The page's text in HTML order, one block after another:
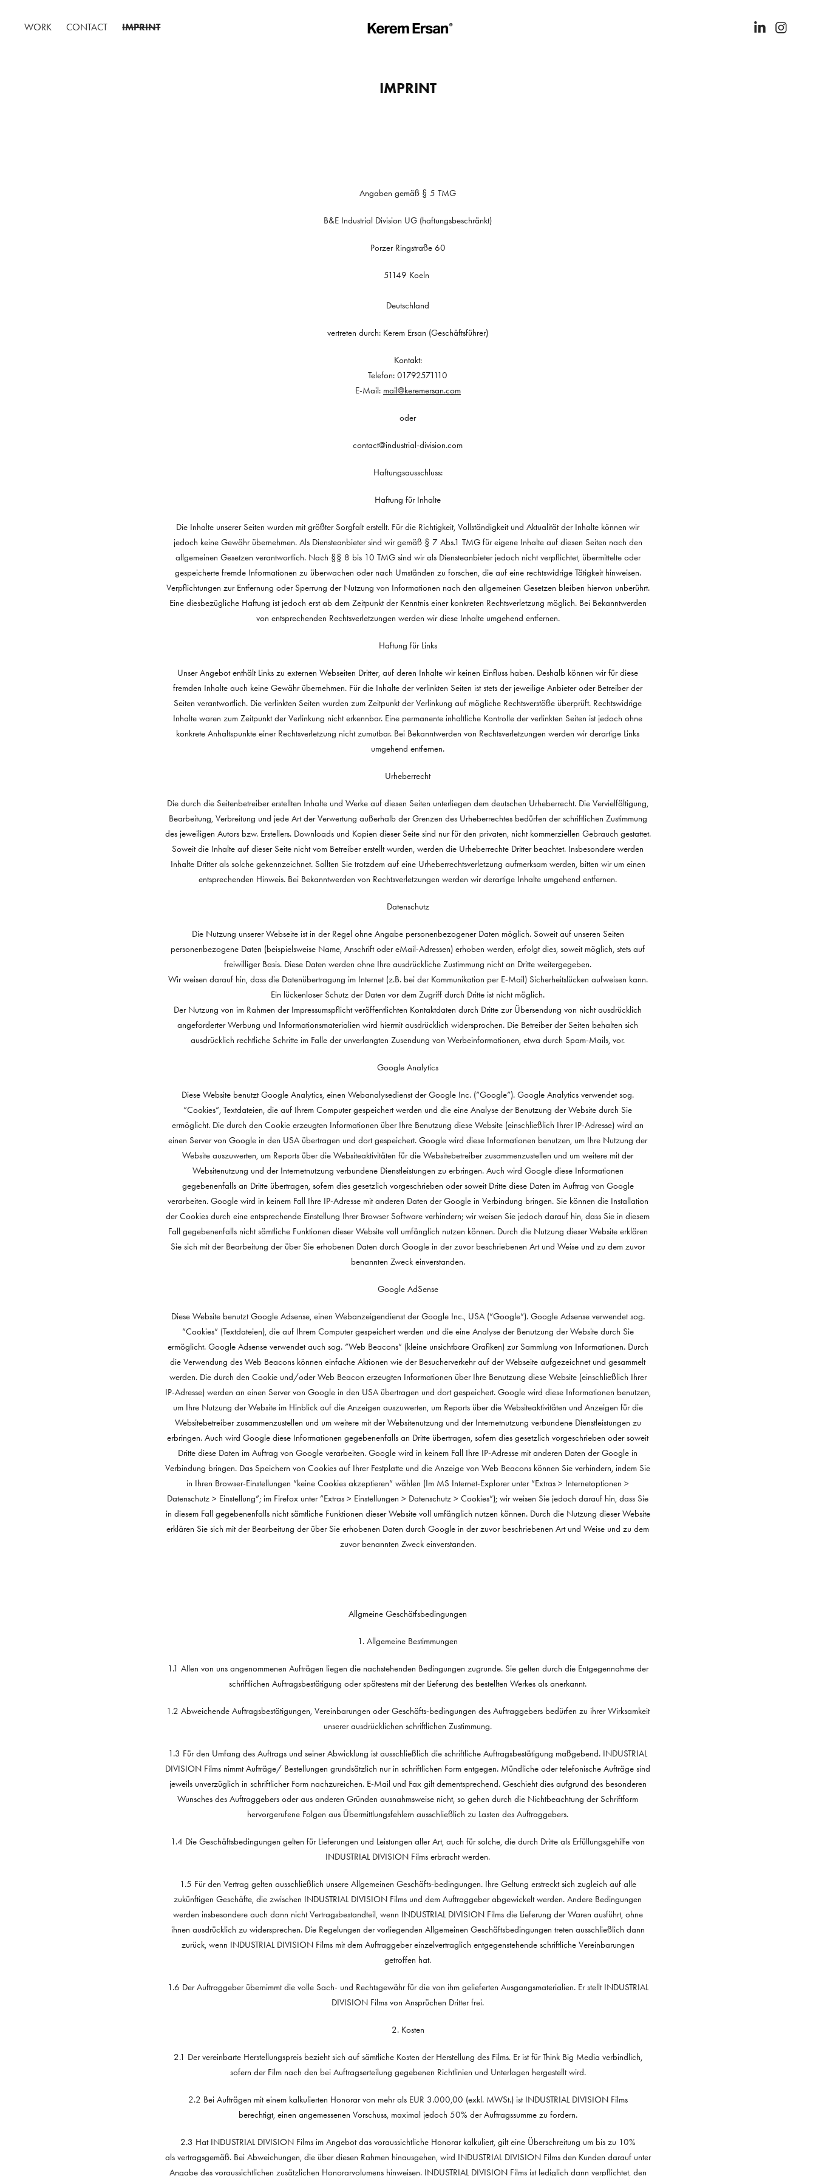
WORK CONTACT IMPRINT
IMPRINT
Angaben gemäß § 5 TMG
B&E Industrial Division UG (haftungsbeschränkt)
Porzer Ringstraße 60
51149 Koeln
Deutschland
vertreten durch: Kerem Ersan (Geschäftsführer)
Kontakt:
Telefon: 01792571110
E-Mail: mail@keremersan.com
oder
contact@industrial-division.com
Haftungsausschluss:
Haftung für Inhalte
Die Inhalte unserer Seiten wurden mit größter Sorgfalt erstellt. Für die Richtigkeit, Vollständigkeit und Aktualität der Inhalte können wir
jedoch keine Gewähr übernehmen. Als Diensteanbieter sind wir gemäß § 7 Abs.1 TMG für eigene Inhalte auf diesen Seiten nach den
allgemeinen Gesetzen verantwortlich. Nach §§ 8 bis 10 TMG sind wir als Diensteanbieter jedoch nicht verpflichtet, übermittelte oder
gespeicherte fremde Informationen zu überwachen oder nach Umständen zu forschen, die auf eine rechtswidrige Tätigkeit hinweisen.
Verpflichtungen zur Entfernung oder Sperrung der Nutzung von Informationen nach den allgemeinen Gesetzen bleiben hiervon unberührt.
Eine diesbezügliche Haftung ist jedoch erst ab dem Zeitpunkt der Kenntnis einer konkreten Rechtsverletzung möglich. Bei Bekanntwerden
von entsprechenden Rechtsverletzungen werden wir diese Inhalte umgehend entfernen.
Haftung für Links
Unser Angebot enthält Links zu externen Webseiten Dritter, auf deren Inhalte wir keinen Einfluss haben. Deshalb können wir für diese
fremden Inhalte auch keine Gewähr übernehmen. Für die Inhalte der verlinkten Seiten ist stets der jeweilige Anbieter oder Betreiber der
Seiten verantwortlich. Die verlinkten Seiten wurden zum Zeitpunkt der Verlinkung auf mögliche Rechtsverstöße überprüft. Rechtswidrige
Inhalte waren zum Zeitpunkt der Verlinkung nicht erkennbar. Eine permanente inhaltliche Kontrolle der verlinkten Seiten ist jedoch ohne
konkrete Anhaltspunkte einer Rechtsverletzung nicht zumutbar. Bei Bekanntwerden von Rechtsverletzungen werden wir derartige Links
umgehend entfernen.
Urheberrecht
Die durch die Seitenbetreiber erstellten Inhalte und Werke auf diesen Seiten unterliegen dem deutschen Urheberrecht. Die Vervielfältigung,
Bearbeitung, Verbreitung und jede Art der Verwertung außerhalb der Grenzen des Urheberrechtes bedürfen der schriftlichen Zustimmung
des jeweiligen Autors bzw. Erstellers. Downloads und Kopien dieser Seite sind nur für den privaten, nicht kommerziellen Gebrauch gestattet.
Soweit die Inhalte auf dieser Seite nicht vom Betreiber erstellt wurden, werden die Urheberrechte Dritter beachtet. Insbesondere werden
Inhalte Dritter als solche gekennzeichnet. Sollten Sie trotzdem auf eine Urheberrechtsverletzung aufmerksam werden, bitten wir um einen
entsprechenden Hinweis. Bei Bekanntwerden von Rechtsverletzungen werden wir derartige Inhalte umgehend entfernen.
Datenschutz
Die Nutzung unserer Webseite ist in der Regel ohne Angabe personenbezogener Daten möglich. Soweit auf unseren Seiten
personenbezogene Daten (beispielsweise Name, Anschrift oder eMail-Adressen) erhoben werden, erfolgt dies, soweit möglich, stets auf
freiwilliger Basis. Diese Daten werden ohne Ihre ausdrückliche Zustimmung nicht an Dritte weitergegeben.
Wir weisen darauf hin, dass die Datenübertragung im Internet (z.B. bei der Kommunikation per E-Mail) Sicherheitslücken aufweisen kann.
Ein lückenloser Schutz der Daten vor dem Zugriff durch Dritte ist nicht möglich.
Der Nutzung von im Rahmen der Impressumspflicht veröffentlichten Kontaktdaten durch Dritte zur Übersendung von nicht ausdrücklich
angeforderter Werbung und Informationsmaterialien wird hiermit ausdrücklich widersprochen. Die Betreiber der Seiten behalten sich
ausdrücklich rechtliche Schritte im Falle der unverlangten Zusendung von Werbeinformationen, etwa durch Spam-Mails, vor.
Google Analytics
Diese Website benutzt Google Analytics, einen Webanalysedienst der Google Inc. (”Google”). Google Analytics verwendet sog.
”Cookies”, Textdateien, die auf Ihrem Computer gespeichert werden und die eine Analyse der Benutzung der Website durch Sie
ermöglicht. Die durch den Cookie erzeugten Informationen über Ihre Benutzung diese Website (einschließlich Ihrer IP-Adresse) wird an
einen Server von Google in den USA übertragen und dort gespeichert. Google wird diese Informationen benutzen, um Ihre Nutzung der
Website auszuwerten, um Reports über die Websiteaktivitäten für die Websitebetreiber zusammenzustellen und um weitere mit der
Websitenutzung und der Internetnutzung verbundene Dienstleistungen zu erbringen. Auch wird Google diese Informationen
gegebenenfalls an Dritte übertragen, sofern dies gesetzlich vorgeschrieben oder soweit Dritte diese Daten im Auftrag von Google
verarbeiten. Google wird in keinem Fall Ihre IP-Adresse mit anderen Daten der Google in Verbindung bringen. Sie können die Installation
der Cookies durch eine entsprechende Einstellung Ihrer Browser Software verhindern; wir weisen Sie jedoch darauf hin, dass Sie in diesem
Fall gegebenenfalls nicht sämtliche Funktionen dieser Website voll umfänglich nutzen können. Durch die Nutzung dieser Website erklären
Sie sich mit der Bearbeitung der über Sie erhobenen Daten durch Google in der zuvor beschriebenen Art und Weise und zu dem zuvor
benannten Zweck einverstanden.
Google AdSense
Diese Website benutzt Google Adsense, einen Webanzeigendienst der Google Inc., USA (”Google”). Google Adsense verwendet sog.
”Cookies” (Textdateien), die auf Ihrem Computer gespeichert werden und die eine Analyse der Benutzung der Website durch Sie
ermöglicht. Google Adsense verwendet auch sog. ”Web Beacons” (kleine unsichtbare Grafiken) zur Sammlung von Informationen. Durch
die Verwendung des Web Beacons können einfache Aktionen wie der Besucherverkehr auf der Webseite aufgezeichnet und gesammelt
werden. Die durch den Cookie und/oder Web Beacon erzeugten Informationen über Ihre Benutzung diese Website (einschließlich Ihrer
IP-Adresse) werden an einen Server von Google in den USA übertragen und dort gespeichert. Google wird diese Informationen benutzen,
um Ihre Nutzung der Website im Hinblick auf die Anzeigen auszuwerten, um Reports über die Websiteaktivitäten und Anzeigen für die
Websitebetreiber zusammenzustellen und um weitere mit der Websitenutzung und der Internetnutzung verbundene Dienstleistungen zu
erbringen. Auch wird Google diese Informationen gegebenenfalls an Dritte übertragen, sofern dies gesetzlich vorgeschrieben oder soweit
Dritte diese Daten im Auftrag von Google verarbeiten. Google wird in keinem Fall Ihre IP-Adresse mit anderen Daten der Google in
Verbindung bringen. Das Speichern von Cookies auf Ihrer Festplatte und die Anzeige von Web Beacons können Sie verhindern, indem Sie
in Ihren Browser-Einstellungen ”keine Cookies akzeptieren” wählen (Im MS Internet-Explorer unter ”Extras > Internetoptionen >
Datenschutz > Einstellung”; im Firefox unter ”Extras > Einstellungen > Datenschutz > Cookies”); wir weisen Sie jedoch darauf hin, dass Sie
in diesem Fall gegebenenfalls nicht sämtliche Funktionen dieser Website voll umfänglich nutzen können. Durch die Nutzung dieser Website
erklären Sie sich mit der Bearbeitung der über Sie erhobenen Daten durch Google in der zuvor beschriebenen Art und Weise und zu dem
zuvor benannten Zweck einverstanden.
Allgmeine Geschätfsbedingungen
1. Allgemeine Bestimmungen
1.1 Allen von uns angenommenen Aufträgen liegen die nachstehenden Bedingungen zugrunde. Sie gelten durch die Entgegennahme der
schriftlichen Auftragsbestätigung oder spätestens mit der Lieferung des bestellten Werkes als anerkannt.
1.2 Abweichende Auftragsbestätigungen, Vereinbarungen oder Geschäfts-bedingungen des Auftraggebers bedürfen zu ihrer Wirksamkeit
unserer ausdrücklichen schriftlichen Zustimmung.
1.3 Für den Umfang des Auftrags und seiner Abwicklung ist ausschließlich die schriftliche Auftragsbestätigung maßgebend. INDUSTRIAL
DIVISION Films nimmt Aufträge/ Bestellungen grundsätzlich nur in schriftlichen Form entgegen. Mündliche oder telefonische Aufträge sind
jeweils unverzüglich in schriftlicher Form nachzureichen. E-Mail und Fax gilt dementsprechend. Geschieht dies aufgrund des besonderen
Wunsches des Auftraggebers oder aus anderen Gründen ausnahmsweise nicht, so gehen durch die Nichtbeachtung der Schriftform
hervorgerufene Folgen aus Übermittlungsfehlern ausschließlich zu Lasten des Auftraggebers.
1.4 Die Geschäftsbedingungen gelten für Lieferungen und Leistungen aller Art, auch für solche, die durch Dritte als Erfüllungsgehilfe von
INDUSTRIAL DIVISION Films erbracht werden.
1.5 Für den Vertrag gelten ausschließlich unsere Allgemeinen Geschäfts-bedingungen. Ihre Geltung erstreckt sich zugleich auf alle
zukünftigen Geschäfte, die zwischen INDUSTRIAL DIVISION Films und dem Auftraggeber abgewickelt werden. Andere Bedingungen
werden insbesondere auch dann nicht Vertragsbestandteil, wenn INDUSTRIAL DIVISION Films die Lieferung der Waren ausführt, ohne
ihnen ausdrücklich zu widersprechen. Die Regelungen der vorliegenden Allgemeinen Geschäftsbedingungen treten ausschließlich dann
zurück, wenn INDUSTRIAL DIVISION Films mit dem Auftraggeber einzelvertraglich entgegenstehende schriftliche Vereinbarungen
getroffen hat.
1.6 Der Auftraggeber übernimmt die volle Sach- und Rechtsgewähr für die von ihm gelieferten Ausgangsmaterialien. Er stellt INDUSTRIAL
DIVISION Films von Ansprüchen Dritter frei.
2. Kosten
2.1 Der vereinbarte Herstellungspreis bezieht sich auf sämtliche Kosten der Herstellung des Films. Er ist für Think Big Media verbindlich,
sofern der Film nach den bei Auftragserteilung gegebenen Richtlinien und Unterlagen hergestellt wird.
2.2 Bei Aufträgen mit einem kalkulierten Honorar von mehr als EUR 3.000,00 (exkl. MWSt.) ist INDUSTRIAL DIVISION Films
berechtigt, einen angemessenen Vorschuss, maximal jedoch 50% der Auftragssumme zu fordern.
2.3 Hat INDUSTRIAL DIVISION Films im Angebot das voraussichtliche Honorar kalkuliert, gilt eine Überschreitung um bis zu 10%
als vertragsgemäß. Bei Abweichungen, die über diesen Rahmen hinausgehen, wird INDUSTRIAL DIVISION Films den Kunden darauf unter
Angabe des voraussichtlichen zusätzlichen Honorarvolumens hinweisen. INDUSTRIAL DIVISION Films ist lediglich dann verpflichtet, den